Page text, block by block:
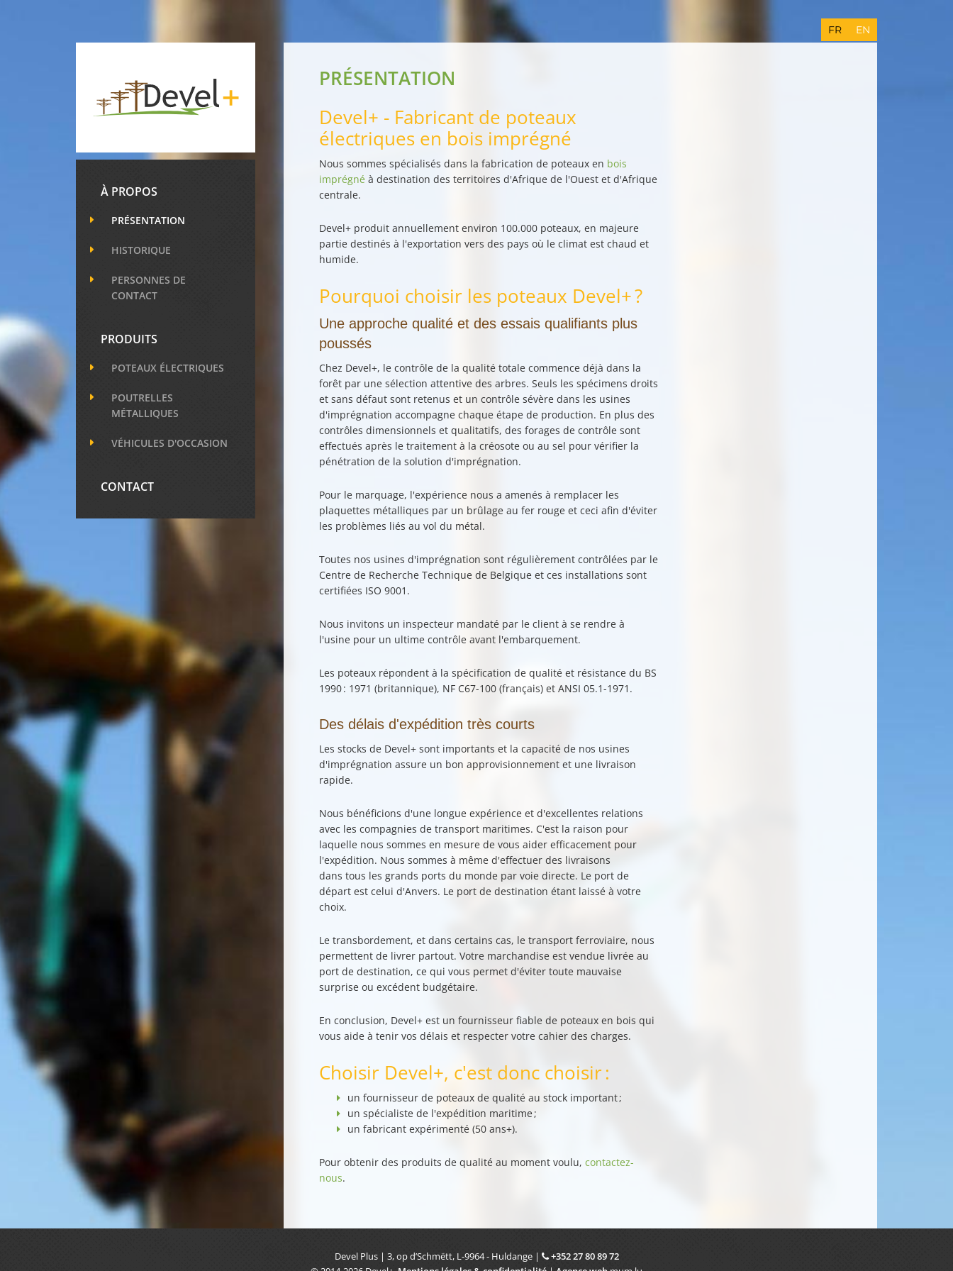
PRÉSENTATION
Devel+ - Fabricant de poteaux
électriques en bois imprégné
Nous sommes spécialisés dans la fabrication de poteauxen bois
imprégné à destination des territoires d'Afrique de l'Ouest et d'Afrique
centrale.
Devel+ produit annuellement environ 100.000 poteaux, en majeure
partie destinés à l'exportation vers des pays où le climat est chaud et
humide.
Pourquoi choisir les poteaux Devel+ ?
Une approche qualité et des essais qualifiants plus
poussés
Chez Devel+, le contrôle de la qualité totalecommence déjà dans la
forêt par une sélection attentive des arbres. Seuls les spécimens droits
et sans défaut sont retenus et un contrôle sévère dans les usines
d'imprégnation accompagne chaque étape de production. En plus des
contrôles dimensionnels et qualitatifs, des forages de contrôle sont
effectués après le traitement à la créosote ou au sel pour vérifier la
pénétration de la solution d'imprégnation.
Pour le marquage, l'expérience nous a amenés à remplacer les
plaquettes métalliques par un brûlage au fer rouge et ceci afin d'éviter
les problèmes liés au vol du métal.
Toutes nos usines d'imprégnation sont régulièrement contrôlées par le
Centre de Recherche Technique de Belgique et ces installations sont
certifiées ISO 9001.
Nous invitons un inspecteur mandaté par le client à se rendre à
l'usine pour un ultime contrôle avant l'embarquement.
Les poteaux répondent à la spécification de qualité et résistance du BS
1990 : 1971 (britannique), NF C67-100 (français) et ANSI 05.1-1971.
Des délais d'expédition très courts
Les stocks de Devel+ sont importants et la capacité de nos usines
d'imprégnation assure un bon approvisionnement et une livraison
rapide.
Nous bénéficions d'une longue expérience et d'excellentes relations
avec les compagnies de transport maritimes. C'est la raison pour
laquelle nous sommes en mesure de vous aider efficacement pour
l'expédition. Nous sommes à même d'effectuer des livraisons
dans tous les grands ports du mondepar voie directe. Le port de
départ est celui d'Anvers. Le port de destination étant laissé à votre
choix.
Le transbordement, et dans certains cas, le transport ferroviaire, nous
permettent de livrer partout. Votre marchandise est vendue livrée au
port de destination, ce qui vous permet d'éviter toute mauvaise
surprise ou excédent budgétaire.
En conclusion, Devel+ est un fournisseur fiable de poteaux en bois qui
vous aide à tenir vos délais et respecter votre cahier des charges.
Choisir Devel+, c'est donc choisir :
un fournisseur de poteaux de qualité au stock important ;
un spécialiste de l'expédition maritime ;
un fabricant expérimenté(50 ans+).
Pour obtenir des produits de qualité au moment voulu, contactez-
nous.
FR EN
À PROPOS
PRÉSENTATION
HISTORIQUE
PERSONNES DE
CONTACT
PRODUITS
POTEAUX ÉLECTRIQUES
POUTRELLES
MÉTALLIQUES
VÉHICULES D'OCCASION
CONTACT
Devel Plus| 3, op d’Schmëtt, L-9964- Huldange |
+352 27 80 89 72